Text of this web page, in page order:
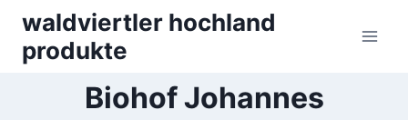
content
waldviertler hochland
produkte
Biohof Johannes